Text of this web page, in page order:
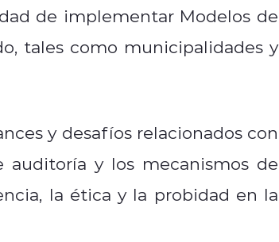
de implementar Modelos de
tales como municipalidades y
y desafíos relacionados con
auditoría y los mecanismos de
la ética y la probidad en la